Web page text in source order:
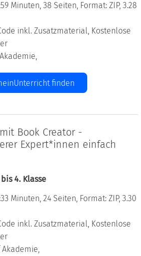
Minuten, 38 Seiten, Format: ZIP, 3.28
inkl. Zusatzmaterial, Kostenlose
finden
Book Creator -
Expert*innen einfach
4. Klasse
Minuten, 24 Seiten, Format: ZIP, 3.30
inkl. Zusatzmaterial, Kostenlose
Akademie,